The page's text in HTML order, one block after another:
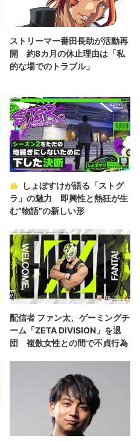
ストリーマー番田長助が活動再
開 約8カ月の休止理由は「私
的な場でのトラブル」
しょぼすけが語る「ストグ
ラ」の魅力 即興性と熱狂が生
む“物語”の新しい形
配信者 ファン太、ゲーミングチ
ーム「ZETA DIVISION」を退
団 複数女性との間で不貞行為